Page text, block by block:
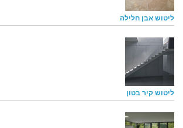
ליטוש אבן חלילה
ליטוש קיר בטון